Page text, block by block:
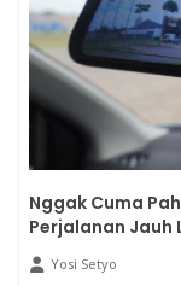
Nggak Cuma
Perjalanan Jauh
Yosi Setyo